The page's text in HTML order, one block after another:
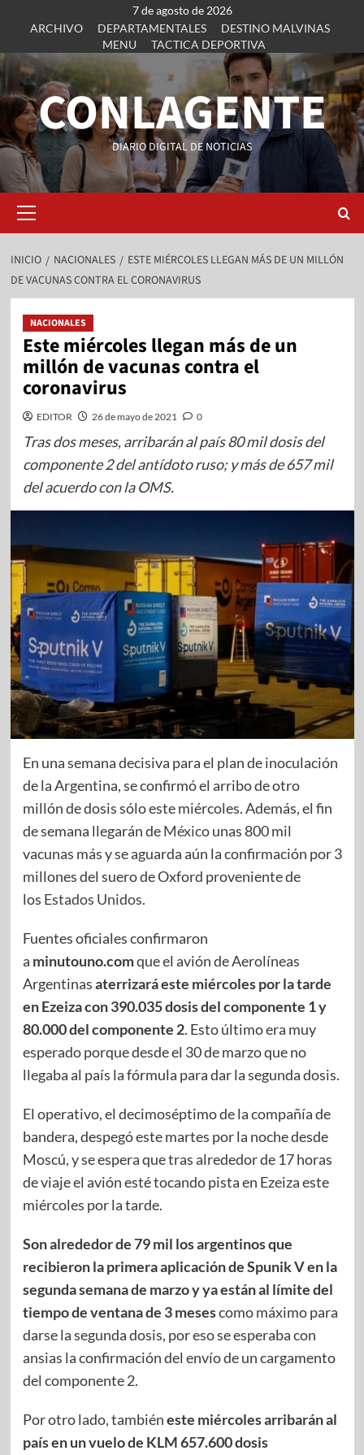
7 de agosto de 2026
ARCHIVO
DEPARTAMENTALES
DESTINO MALVINAS
MENU
TACTICA DEPORTIVA
CONLAGENTE
DIARIO DIGITAL DE NOTICIAS
INICIO NACIONALES
ESTE MIÉRCOLES LLEGAN MÁS DE UN MILLÓN
DE VACUNAS CONTRA EL CORONAVIRUS
NACIONALES
Este miércoles llegan más de un
millón de vacunas contra el
coronavirus
EDITOR 26 de mayo de 2021 0
Tras dos meses, arribarán al país 80 mil dosis del
componente 2 del antídoto ruso; y más de 657 mil
del acuerdo con la OMS.
En una semana decisiva para el plan de inoculación
de la Argentina, se confirmó el arribo de otro
millón de dosis sólo este miércoles. Además, el fin
de semana llegarán deMéxicounas 800 mil
vacunas más y se aguarda aún la confirmación por 3
millones del suero de Oxford proveniente de
los Estados Unidos.
Fuentes oficiales confirmaron
a minutouno.comque el avión de Aerolíneas
Argentinasaterrizará este miércoles por la tarde
en Ezeiza con 390.035 dosis del componente 1 y
80.000 del componente 2. Esto último era muy
esperado porque desde el 30 de marzo que no
llegaba al país la fórmula para dar la segunda dosis.
El operativo, el decimoséptimo de la compañía de
bandera, despegó este martes por la noche desde
Moscú, y se espera que tras alrededor de 17 horas
de viaje el avión esté tocando pista en Ezeiza este
miércoles por la tarde.
Son alrededor de 79 mil los argentinos que
recibieron la primera aplicación de Spunik V en la
segunda semana de marzo y ya están al límite del
tiempo de ventana de 3 mesescomo máximo para
darse la segunda dosis, por eso se esperaba con
ansias la confirmación del envío de un cargamento
del componente 2.
Por otro lado, tambiéneste miércoles arribarán al
país en un vuelo de KLM 657.600 dosis